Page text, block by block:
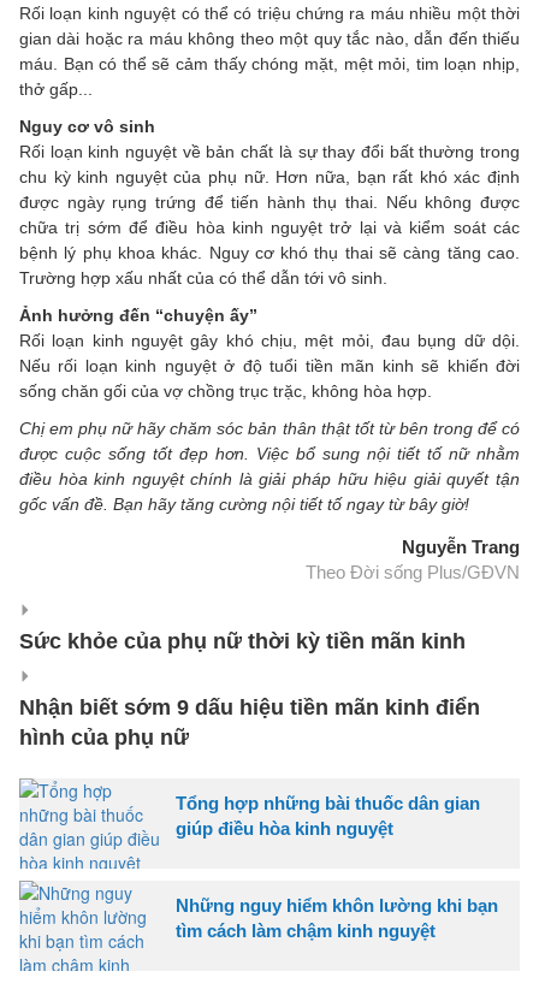
Rối loạn kinh nguyệt có thể có triệu chứng ra máu nhiều một thời
gian dài hoặc ra máu không theo một quy tắc nào, dẫn đến thiếu
máu. Bạn có thể sẽ cảm thấy chóng mặt, mệt mỏi, tim loạn nhịp,
thở gấp...
Nguy cơ vô sinh
Rối loạn kinh nguyệt về bản chất là sự thay đổi bất thường trong
chu kỳ kinh nguyệt của phụ nữ. Hơn nữa, bạn rất khó xác định
được ngày rụng trứng để tiến hành thụ thai. Nếu không được
chữa trị sớm để điều hòa kinh nguyệt trở lại và kiểm soát các
bệnh lý phụ khoa khác. Nguy cơ khó thụ thai sẽ càng tăng cao.
Trường hợp xấu nhất của có thể dẫn tới vô sinh.
Ảnh hưởng đến “chuyện ấy”
Rối loạn kinh nguyệt gây khó chịu, mệt mỏi, đau bụng dữ dội.
Nếu rối loạn kinh nguyệt ở độ tuổi tiền mãn kinh sẽ khiến đời
sống chăn gối của vợ chồng trục trặc, không hòa hợp.
Chị em phụ nữ hãy chăm sóc bản thân thật tốt từ bên trong để có
được cuộc sống tốt đẹp hơn. Việc bổ sung nội tiết tố nữ nhằm
điều hòa kinh nguyệt chính là giải pháp hữu hiệu giải quyết tận
gốc vấn đề. Bạn hãy tăng cường nội tiết tố ngay từ bây giờ!
Nguyễn Trang
Theo Đời sống Plus/GĐVN
Sức khỏe của phụ nữ thời kỳ tiền mãn kinh
Nhận biết sớm 9 dấu hiệu tiền mãn kinh điển
hình của phụ nữ
Tổng hợp những bài thuốc dân gian
giúp điều hòa kinh nguyệt
Những nguy hiểm khôn lường khi bạn
tìm cách làm chậm kinh nguyệt